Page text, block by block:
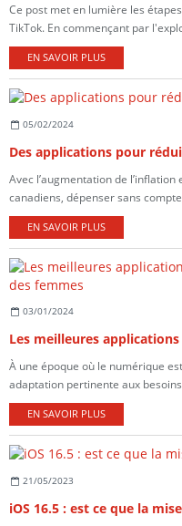
Ce post met en lumière les
TikTok. En commençant par
EN SAVOIR PLUS
05/02/2024
Des applications pour
Avec l’augmentation de
canadiens, dépenser sans
EN SAVOIR PLUS
03/01/2024
À une époque où le numérique
adaptation pertinente aux
EN SAVOIR PLUS
21/05/2023
iOS 16.5 : est ce que la